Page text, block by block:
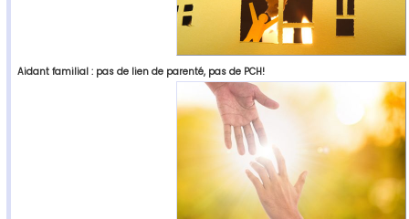
Aidant familial : pas de lien de parenté, pas de PCH!